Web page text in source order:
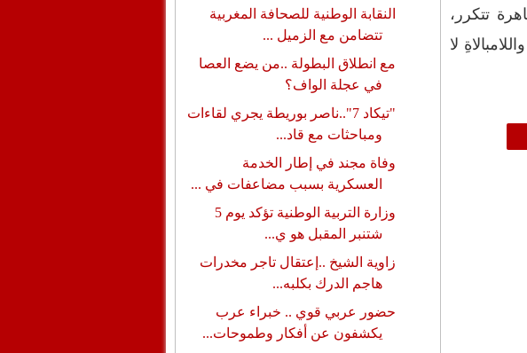
ونفْسُ الظاهرة تتكرر،
لا
النقابة الوطنية للصحافة المغربية
تتضامن مع الزميل ...
مع انطلاق البطولة ..من يضع العصا
في عجلة الواف؟
"تيكاد 7"..ناصر بوريطة يجري لقاءات
ومباحثات مع قاد...
وفاة مجند في إطار الخدمة
العسكرية بسبب مضاعفات في ...
وزارة التربية الوطنية تؤكد يوم 5
شتنبر المقبل هو ي...
زاوية الشيخ ..إعتقال تاجر مخدرات
هاجم الدرك بكلبه...
حضور عربي قوي .. خبراء عرب
يكشفون عن أفكار وطموحات...